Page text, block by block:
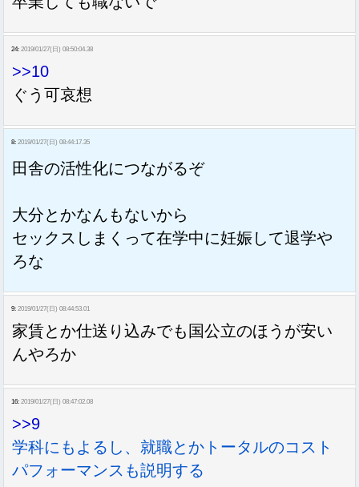
24: 2019/01/27(日) 08:50:04.38
>>10
ぐう可哀想
8: 2019/01/27(日) 08:44:17.35
田舎の活性化につながるぞ
大分とかなんもないから
セックスしまくって在学中に妊娠して退学や
ろな
9: 2019/01/27(日) 08:44:53.01
家賃とか仕送り込みでも国公立のほうが安い
んやろか
16: 2019/01/27(日) 08:47:02.08
>>9
学科にもよるし、就職とかトータルのコスト
パフォーマンスも説明する